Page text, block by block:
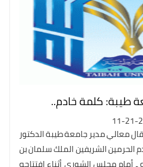
طيبة: كلمة خادم..
11-21-
معالي مدير جامعة طيبة الدكتور
الحرمين الشريفين الملك سلمان بن